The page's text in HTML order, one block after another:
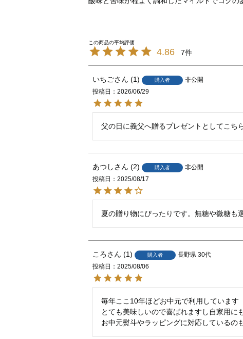
4.86 7
いちご 1 購入者
非公開
投稿日
2026/06/29
あつし 2 購入者
非公開
投稿日
2025/08/17
夏の贈り物にぴったりです。無糖や微糖も
ころ 1 購入者 長野県 30代
投稿日
2025/08/06
毎年ここ10年ほどお中元で利用しています
とても美味しいので喜ばれますし自家用に
お中元熨斗やラッピングに対応しているの